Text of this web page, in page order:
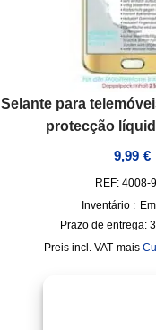
Selante para
protecção
9,99 €
REF: 4008-
Inventário :
Prazo de entrega:
incl. VAT mais